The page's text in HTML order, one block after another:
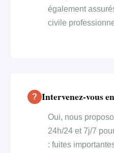
également
civile
Intervenez-vous
Oui, nous
24h/24 et 7j/7
: fuites